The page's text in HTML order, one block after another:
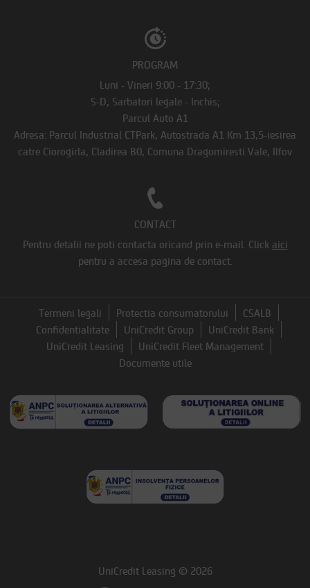
PROGRAM
Luni - Vineri 9:00 - 17:30;
S-D, Sarbatori legale - Inchis;
Parcul Auto A1
Adresa: Parcul Industrial CTPark, Autostrada A1 Km 13,5-iesirea
catre Ciorogirla, Cladirea B0, Comuna Dragomiresti Vale, Ilfov
CONTACT
Pentru detalii ne poti contacta oricand prin e-mail. Click aici
pentru a accesa pagina de contact.
Termeni legali Protectia consumatorului
CSALB
Confidentialitate
UniCredit Group
UniCredit Bank
UniCredit Leasing
UniCredit Fleet Management
Documente utile
UniCredit Leasing © 2026